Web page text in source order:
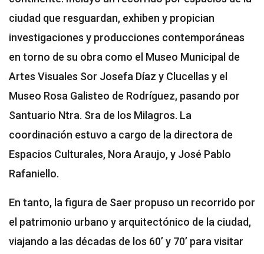
ciudad que resguardan, exhiben y propician
investigaciones y producciones contemporáneas
en torno de su obra como el Museo Municipal de
Artes Visuales Sor Josefa Díaz y Clucellas y el
Museo Rosa Galisteo de Rodríguez, pasando por
Santuario Ntra. Sra de los Milagros. La
coordinación estuvo a cargo de la directora de
Espacios Culturales, Nora Araujo, y José Pablo
Rafaniello.
En tanto, la figura de Saer propuso un recorrido por
el patrimonio urbano y arquitectónico de la ciudad,
viajando a las décadas de los 60’ y 70’ para visitar